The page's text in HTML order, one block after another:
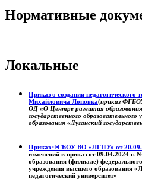
Нормативные
Локальные
Приказ о создании
Михайловича Лоповка(приказ
ОД «О Центре развития
государственного образовательного
образования «Луганский
Приказ ФГБОУ ВО «ЛГПУ» от
изменений в приказ от 09.04.2024
образования (филиале)
учреждения высшего образования
педагогический университет»